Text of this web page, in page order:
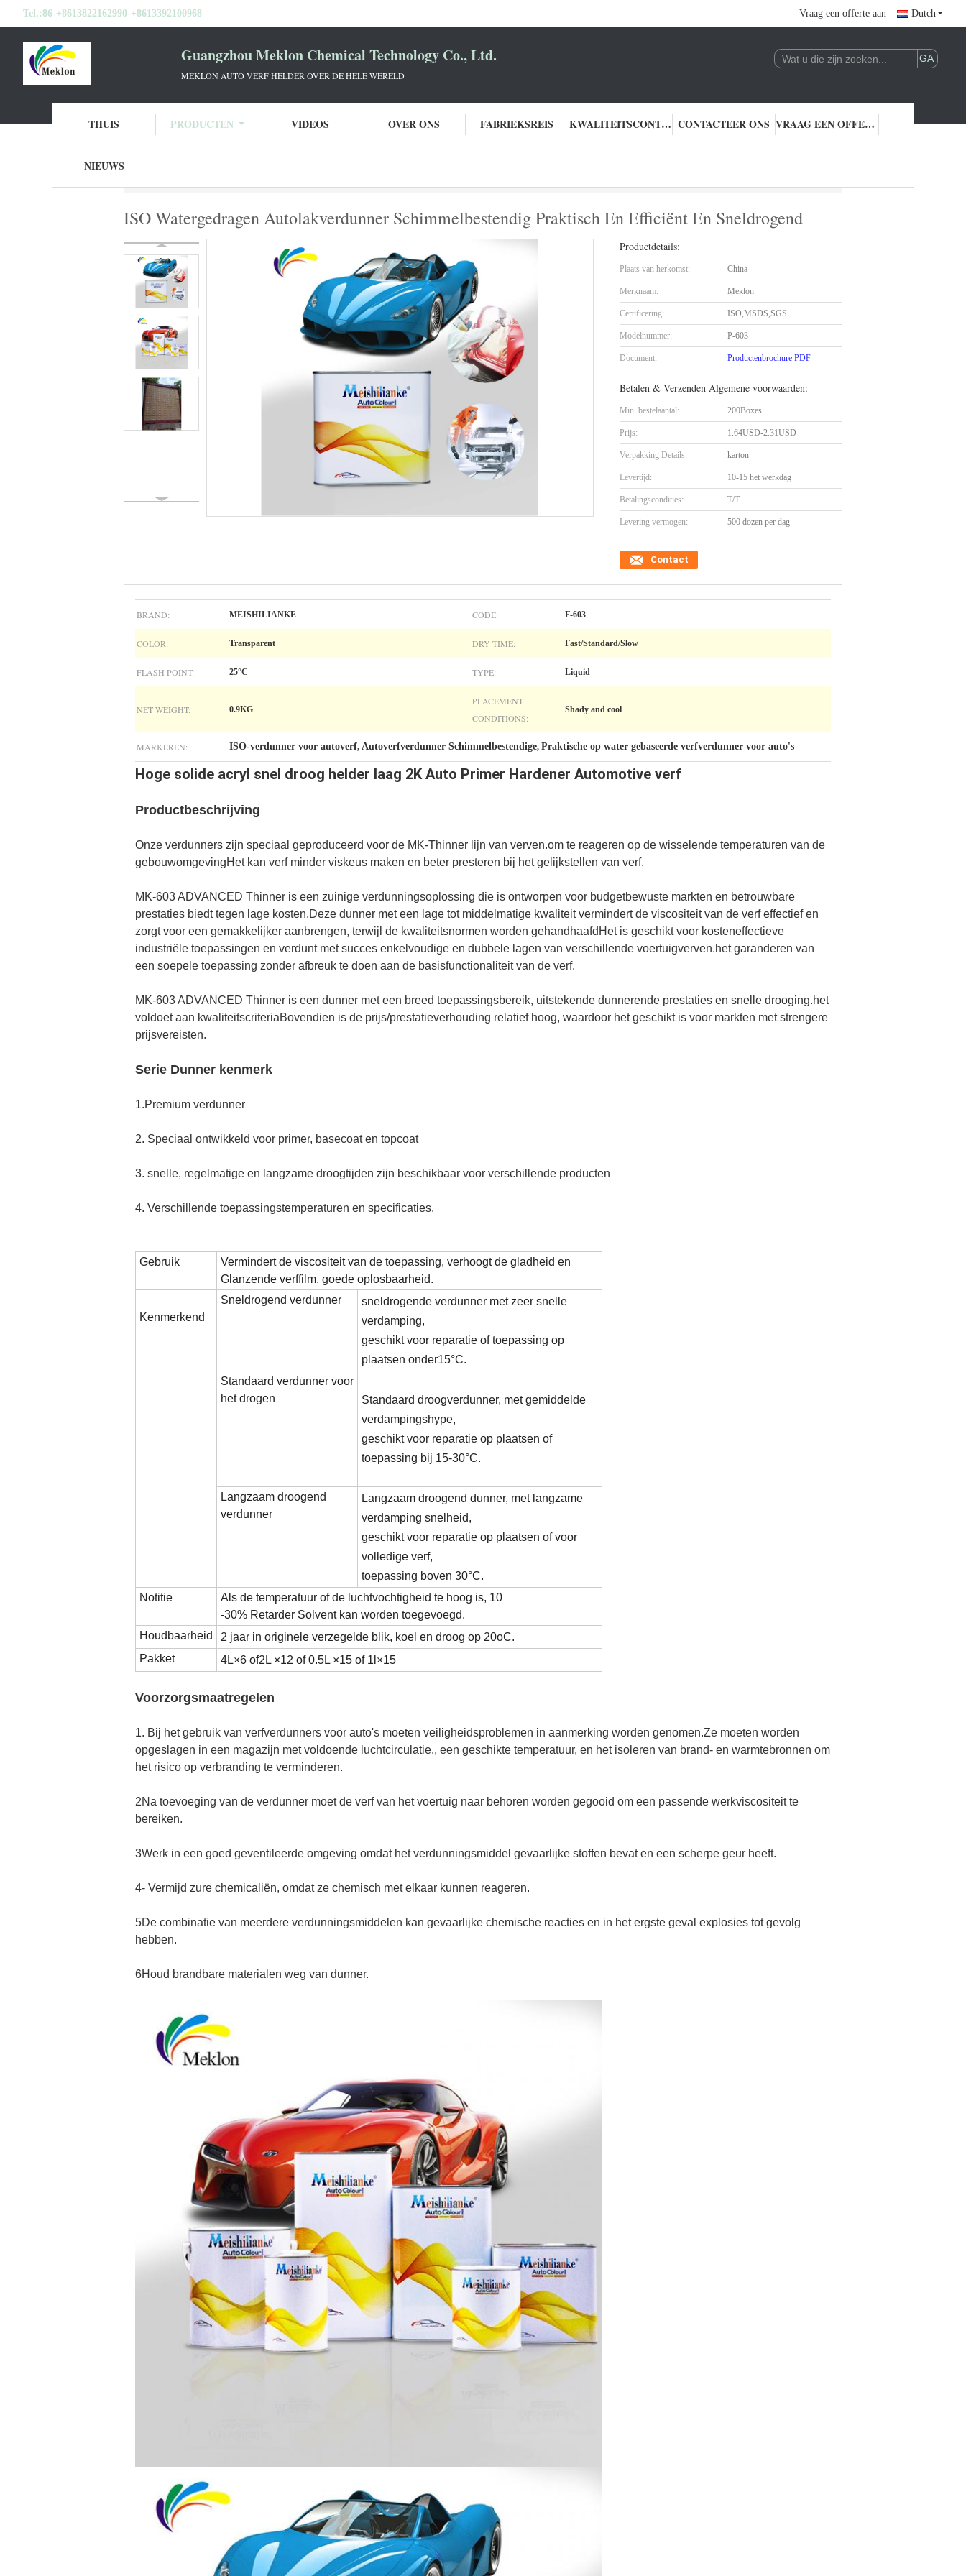
Tel.:86-+8613822162990-+8613392100968 Vraag een offerte aan Dutch
Guangzhou Meklon Chemical Technology Co., Ltd.
MEKLON AUTO VERF HELDER OVER DE HELE WERELD
THUIS PRODUCTEN VIDEOS OVER ONS FABRIEKSREIS KWALITEITSCONTROLE CONTACTEER ONS VRAAG EEN OFFERTE AAN
NIEUWS
ISO Watergedragen Autolakverdunner Schimmelbestendig Praktisch En Efficiënt En Sneldrogend
Productdetails:
Plaats van herkomst: China
Merknaam: Meklon
Certificering: ISO,MSDS,SGS
Modelnummer: P-603
Document: Productenbrochure PDF
Betalen & Verzenden Algemene voorwaarden:
Min. bestelaantal: 200Boxes
Prijs: 1.64USD-2.31USD
Verpakking Details: karton
Levertijd: 10-15 het werkdag
Betalingscondities: T/T
Levering vermogen: 500 dozen per dag
Contact
BRAND: MEISHILIANKE CODE: F-603
COLOR: Transparent DRY TIME: Fast/Standard/Slow
FLASH POINT: 25°C TYPE: Liquid
NET WEIGHT: 0.9KG
PLACEMENT
CONDITIONS:
Shady and cool
MARKEREN: ISO-verdunner voor autoverf, Autoverfverdunner Schimmelbestendige, Praktische op water gebaseerde verfverdunner voor auto's
Hoge solide acryl snel droog helder laag 2K Auto Primer Hardener Automotive verf
Productbeschrijving
Onze verdunners zijn speciaal geproduceerd voor de MK-Thinner lijn van verven.om te reageren op de wisselende temperaturen van de
gebouwomgevingHet kan verf minder viskeus maken en beter presteren bij het gelijkstellen van verf.
MK-603 ADVANCED Thinner is een zuinige verdunningsoplossing die is ontworpen voor budgetbewuste markten en betrouwbare
prestaties biedt tegen lage kosten.Deze dunner met een lage tot middelmatige kwaliteit vermindert de viscositeit van de verf effectief en
zorgt voor een gemakkelijker aanbrengen, terwijl de kwaliteitsnormen worden gehandhaafdHet is geschikt voor kosteneffectieve
industriële toepassingen en verdunt met succes enkelvoudige en dubbele lagen van verschillende voertuigverven.het garanderen van
een soepele toepassing zonder afbreuk te doen aan de basisfunctionaliteit van de verf.
MK-603 ADVANCED Thinner is een dunner met een breed toepassingsbereik, uitstekende dunnerende prestaties en snelle drooging.het
voldoet aan kwaliteitscriteriaBovendien is de prijs/prestatieverhouding relatief hoog, waardoor het geschikt is voor markten met strengere
prijsvereisten.
Serie Dunner kenmerk
1.Premium verdunner
2. Speciaal ontwikkeld voor primer, basecoat en topcoat
3. snelle, regelmatige en langzame droogtijden zijn beschikbaar voor verschillende producten
4. Verschillende toepassingstemperaturen en specificaties.
Gebruik
Vermindert de viscositeit van de toepassing, verhoogt de gladheid en
Glanzende verffilm, goede oplosbaarheid.
Kenmerkend
Sneldrogend verdunner
sneldrogende verdunner met zeer snelle
verdamping,
geschikt voor reparatie of toepassing op
plaatsen onder15°C.
Standaard verdunner voor
het drogen
Standaard droogverdunner, met gemiddelde
verdampingshype,
geschikt voor reparatie op plaatsen of
toepassing bij 15-30°C.
Langzaam droogend
verdunner
Langzaam droogend dunner, met langzame
verdamping snelheid,
geschikt voor reparatie op plaatsen of voor
volledige verf,
toepassing boven 30°C.
Notitie
Als de temperatuur of de luchtvochtigheid te hoog is, 10
-30% Retarder Solvent kan worden toegevoegd.
Houdbaarheid
2 jaar in originele verzegelde blik, koel en droog op 20oC.
Pakket
4L×6 of2L ×12 of 0.5L ×15 of 1l ×15
Voorzorgsmaatregelen
1. Bij het gebruik van verfverdunners voor auto's moeten veiligheidsproblemen in aanmerking worden genomen.Ze moeten worden
opgeslagen in een magazijn met voldoende luchtcirculatie., een geschikte temperatuur, en het isoleren van brand- en warmtebronnen om
het risico op verbranding te verminderen.
2Na toevoeging van de verdunner moet de verf van het voertuig naar behoren worden gegooid om een passende werkviscositeit te
bereiken.
3Werk in een goed geventileerde omgeving omdat het verdunningsmiddel gevaarlijke stoffen bevat en een scherpe geur heeft.
4- Vermijd zure chemicaliën, omdat ze chemisch met elkaar kunnen reageren.
5De combinatie van meerdere verdunningsmiddelen kan gevaarlijke chemische reacties en in het ergste geval explosies tot gevolg
hebben.
6Houd brandbare materialen weg van dunner.